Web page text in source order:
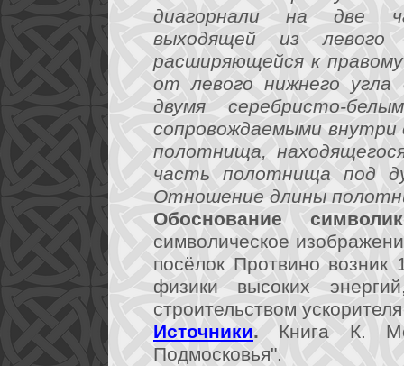
диагорнали на две
выходящей из
расширяющейся к
от левого нижнего
двумя серебристо-
сопровождаемыми
полотнища,
часть полотнища под
Отношение длины
Обоснование
символическое
посёлок Протвино возник
физики высоких
строительством
Источники. Книга К.
Подмосковья".